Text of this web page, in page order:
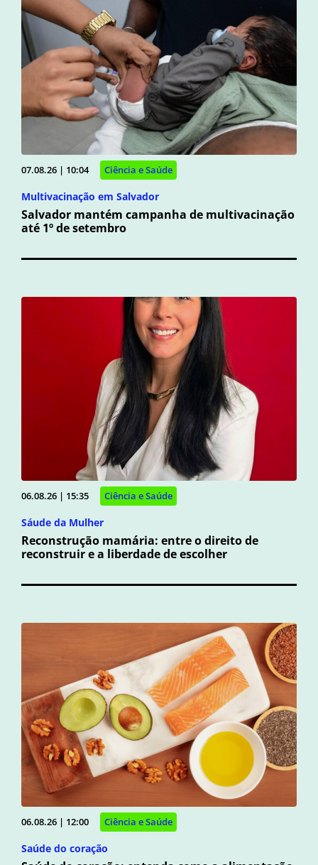
07.08.26 | 10:04 Ciência e Saúde
Multivacinação em Salvador
Salvador mantém campanha de multivacinação
até 1º de setembro
06.08.26 | 15:35 Ciência e Saúde
Sáude da Mulher
Reconstrução mamária: entre o direito de
reconstruir e a liberdade de escolher
06.08.26 | 12:00 Ciência e Saúde
Saúde do coração